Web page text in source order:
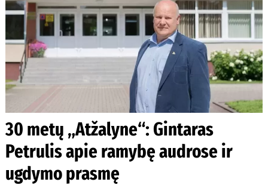
30 metų „Atžalyne“: Gintaras
Petrulis apie ramybę audrose ir
ugdymo prasmę